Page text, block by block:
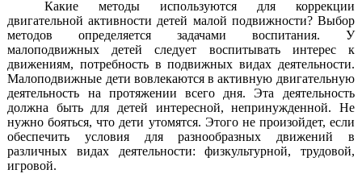
Какие методы используются для коррекции
двигательной активности детей малой подвижности? Выбор
методов определяется задачами воспитания. У
малоподвижных детей следует воспитывать интерес к
движениям, потребность в подвижных видах деятельности.
Малоподвижные дети вовлекаются в активную двигательную
деятельность на протяжении всего дня. Эта деятельность
должна быть для детей интересной, непринужденной. Не
нужно бояться, что дети утомятся. Этого не произойдет, если
обеспечить условия для разнообразных движений в
различных видах деятельности: физкультурной, трудовой,
игровой.